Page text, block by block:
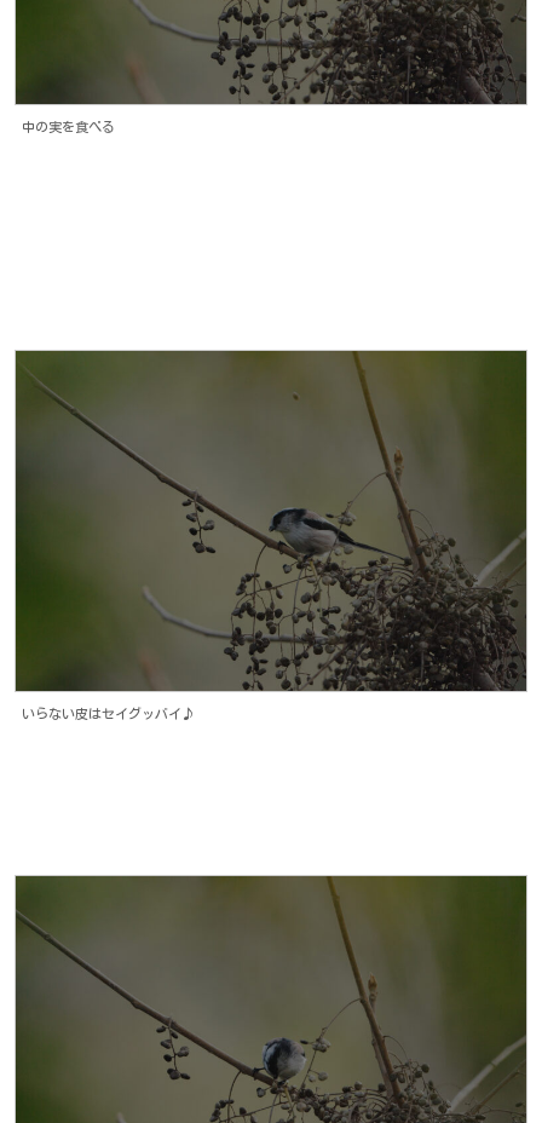
中の実を食べる
いらない皮はセイグッバイ♪